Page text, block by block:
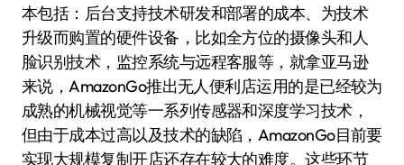
本包括：后台支持技术研发和部署的成本、为技术
升级而购置的硬件设备，比如全方位的摄像头和人
脸识别技术，监控系统与远程客服等，就拿亚马逊
来说，AmazonGo推出无人便利店运用的是已经较为
成熟的机械视觉等一系列传感器和深度学习技术，
但由于成本过高以及技术的缺陷，AmazonGo目前要
实现大规模复制开店还存在较大的难度。这些环节